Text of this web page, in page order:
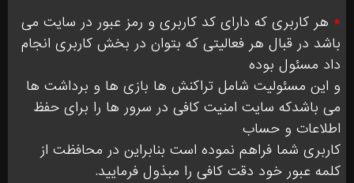
* هر کاربری که دارای کد کاربری و رمز عبور در سایت می
باشد در قبال هر فعالیتی که بتوان در بخش کاربری انجام
داد مسئول بوده
و این مسئولیت شامل تراکنش ها بازی ها و برداشت ها
می باشدکه سایت امنیت کافی در سرور ها را برای حفظ
اطلاعات و حساب
کاربری شما فراهم نموده است بنابراین در محافظت از
کلمه عبور خود دقت کافی را مبذول فرمایید.